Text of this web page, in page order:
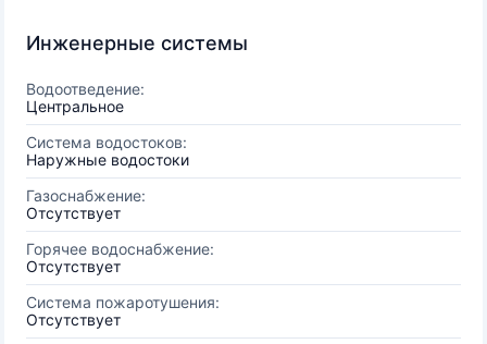
Инженерные системы
Водоотведение:
Центральное
Система водостоков:
Наружные водостоки
Газоснабжение:
Отсутствует
Горячее водоснабжение:
Отсутствует
Система пожаротушения:
Отсутствует